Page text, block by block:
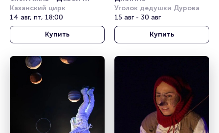
играть!»
Казанский цирк
14 авг, пт, 18:00
Купить
Уголок дедушки Дурова
15 авг - 30 авг
Купить